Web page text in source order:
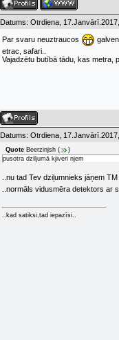
Datums: Otrdiena,
Par svaru neuztraucos
etrac, safari..
Vajadzētu butībā tādu, kas metra,
Datums: Otrdiena,
Quote Beerzinjsh (
)
pusotra dziljumā kjiveri njem
..nu tad Tev dziļumnieks jāņem
..normāls vidusmēra detektors
..kad satiksi,tad iepazīsi..